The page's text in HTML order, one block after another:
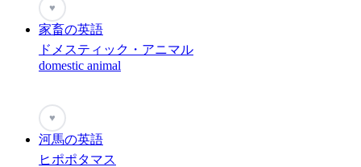
♥
家畜の英語
ドメスティック・アニマル
domestic animal
♥
河馬の英語
ヒポポタマス